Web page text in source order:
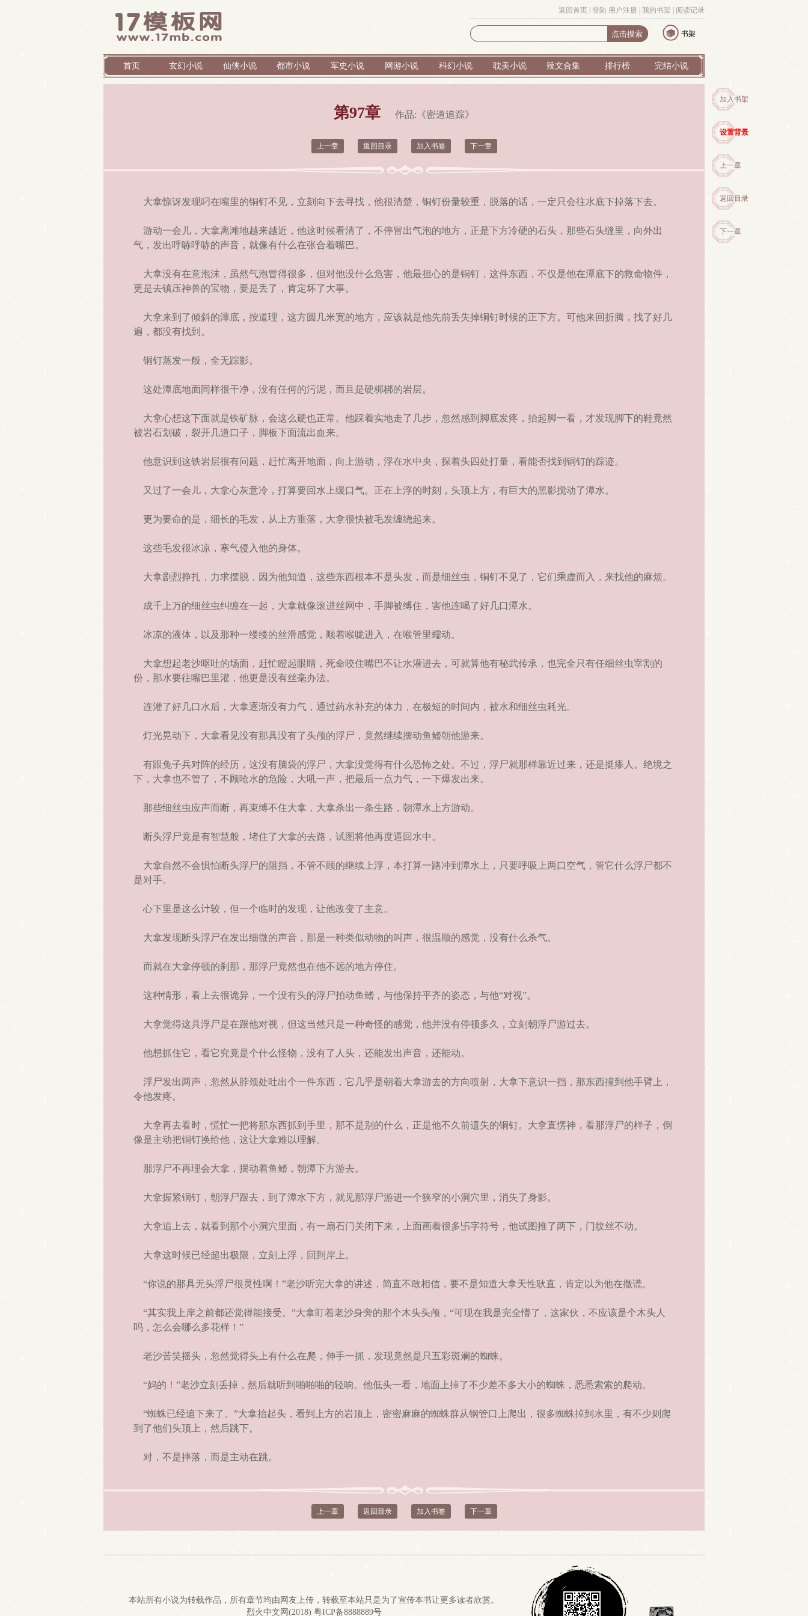
返回首页 登陆 用户注册 我的书架 阅读记录
书架
首页 玄幻小说 仙侠小说 都市小说 军史小说 网游小说 科幻小说 耽美小说 辣文合集 排行榜 完结小说
加入书架
设置背景
上一章
返回目录
下一章
第97章 作品:《密道追踪》
上一章 返回目录 加入书签 下一章
大拿惊讶发现叼在嘴里的铜钉不见，立刻向下去寻找，他很清楚，铜钉份量较重，脱落的话，一定只会往水底下掉落下去。
游动一会儿，大拿离滩地越来越近，他这时候看清了，不停冒出气泡的地方，正是下方冷硬的石头，那些石头缝里，向外出
气，发出呼哧呼哧的声音，就像有什么在张合着嘴巴。
大拿没有在意泡沫，虽然气泡冒得很多，但对他没什么危害，他最担心的是铜钉，这件东西，不仅是他在潭底下的救命物件，
更是去镇压神兽的宝物，要是丢了，肯定坏了大事。
大拿来到了倾斜的潭底，按道理，这方圆几米宽的地方，应该就是他先前丢失掉铜钉时候的正下方。可他来回折腾，找了好几
遍，都没有找到。
铜钉蒸发一般，全无踪影。
这处潭底地面同样很干净，没有任何的污泥，而且是硬梆梆的岩层。
大拿心想这下面就是铁矿脉，会这么硬也正常。他踩着实地走了几步，忽然感到脚底发疼，抬起脚一看，才发现脚下的鞋竟然
被岩石划破，裂开几道口子，脚板下面流出血来。
他意识到这铁岩层很有问题，赶忙离开地面，向上游动，浮在水中央，探着头四处打量，看能否找到铜钉的踪迹。
又过了一会儿，大拿心灰意冷，打算要回水上缓口气。正在上浮的时刻，头顶上方，有巨大的黑影搅动了潭水。
更为要命的是，细长的毛发，从上方垂落，大拿很快被毛发缠绕起来。
这些毛发很冰凉，寒气侵入他的身体。
大拿剧烈挣扎，力求摆脱，因为他知道，这些东西根本不是头发，而是细丝虫，铜钉不见了，它们乘虚而入，来找他的麻烦。
成千上万的细丝虫纠缠在一起，大拿就像滚进丝网中，手脚被缚住，害他连喝了好几口潭水。
冰凉的液体，以及那种一缕缕的丝滑感觉，顺着喉咙进入，在喉管里蠕动。
大拿想起老沙呕吐的场面，赶忙瞪起眼睛，死命咬住嘴巴不让水灌进去，可就算他有秘武传承，也完全只有任细丝虫宰割的
份，那水要往嘴巴里灌，他更是没有丝毫办法。
连灌了好几口水后，大拿逐渐没有力气，通过药水补充的体力，在极短的时间内，被水和细丝虫耗光。
灯光晃动下，大拿看见没有那具没有了头颅的浮尸，竟然继续摆动鱼鳍朝他游来。
有跟兔子兵对阵的经历，这没有脑袋的浮尸，大拿没觉得有什么恐怖之处。不过，浮尸就那样靠近过来，还是挺瘆人。绝境之
下，大拿也不管了，不顾呛水的危险，大吼一声，把最后一点力气，一下爆发出来。
那些细丝虫应声而断，再束缚不住大拿，大拿杀出一条生路，朝潭水上方游动。
断头浮尸竟是有智慧般，堵住了大拿的去路，试图将他再度逼回水中。
大拿自然不会惧怕断头浮尸的阻挡，不管不顾的继续上浮，本打算一路冲到潭水上，只要呼吸上两口空气，管它什么浮尸都不
是对手。
心下里是这么计较，但一个临时的发现，让他改变了主意。
大拿发现断头浮尸在发出细微的声音，那是一种类似动物的叫声，很温顺的感觉，没有什么杀气。
而就在大拿停顿的刹那，那浮尸竟然也在他不远的地方停住。
这种情形，看上去很诡异，一个没有头的浮尸拍动鱼鳍，与他保持平齐的姿态，与他“对视”。
大拿觉得这具浮尸是在跟他对视，但这当然只是一种奇怪的感觉，他并没有停顿多久，立刻朝浮尸游过去。
他想抓住它，看它究竟是个什么怪物，没有了人头，还能发出声音，还能动。
浮尸发出两声，忽然从脖颈处吐出个一件东西，它几乎是朝着大拿游去的方向喷射，大拿下意识一挡，那东西撞到他手臂上，
令他发疼。
大拿再去看时，慌忙一把将那东西抓到手里，那不是别的什么，正是他不久前遗失的铜钉。大拿直愣神，看那浮尸的样子，倒
像是主动把铜钉换给他，这让大拿难以理解。
那浮尸不再理会大拿，摆动着鱼鳍，朝潭下方游去。
大拿握紧铜钉，朝浮尸跟去，到了潭水下方，就见那浮尸游进一个狭窄的小洞穴里，消失了身影。
大拿追上去，就看到那个小洞穴里面，有一扇石门关闭下来，上面画着很多卐字符号，他试图推了两下，门纹丝不动。
大拿这时候已经超出极限，立刻上浮，回到岸上。
“你说的那具无头浮尸很灵性啊！”老沙听完大拿的讲述，简直不敢相信，要不是知道大拿天性耿直，肯定以为他在撒谎。
“其实我上岸之前都还觉得能接受。”大拿盯着老沙身旁的那个木头头颅，“可现在我是完全懵了，这家伙，不应该是个木头人
吗，怎么会哪么多花样！”
老沙苦笑摇头，忽然觉得头上有什么在爬，伸手一抓，发现竟然是只五彩斑斓的蜘蛛。
“妈的！”老沙立刻丢掉，然后就听到啪啪啪的轻响。他低头一看，地面上掉了不少差不多大小的蜘蛛，悉悉索索的爬动。
“蜘蛛已经追下来了。”大拿抬起头，看到上方的岩顶上，密密麻麻的蜘蛛群从钢管口上爬出，很多蜘蛛掉到水里，有不少则爬
到了他们头顶上，然后跳下。
对，不是摔落，而是主动在跳。
上一章 返回目录 加入书签 下一章
本站所有小说为转载作品，所有章节均由网友上传，转载至本站只是为了宣传本书让更多读者欣赏。
烈火中文网(2018) 粤ICP备8888889号